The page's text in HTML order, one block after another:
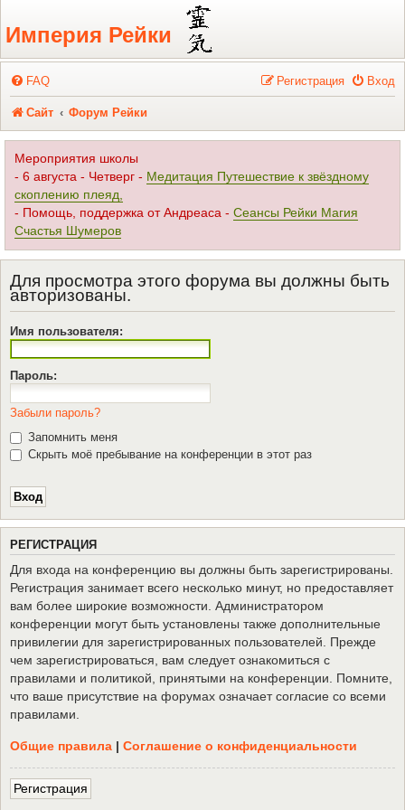
Регистрация
Империя Рейки
FAQ Вход
Регистрация
Сайт Форум Рейки
Мероприятия школы
- 6 августа - Четверг - Медитация Путешествие к звёздному
скоплению плеяд,
- Помощь, поддержка от Андреаса - Сеансы Рейки Магия
Счастья Шумеров
Для просмотра этого форума вы должны быть
авторизованы.
Имя пользователя:
Пароль:
Забыли пароль?
Запомнить меня
Скрыть моё пребывание на конференции в этот раз
РЕГИСТРАЦИЯ
Для входа на конференцию вы должны быть зарегистрированы.
Регистрация занимает всего несколько минут, но предоставляет
вам более широкие возможности. Администратором
конференции могут быть установлены также дополнительные
привилегии для зарегистрированных пользователей. Прежде
чем зарегистрироваться, вам следует ознакомиться с
правилами и политикой, принятыми на конференции. Помните,
что ваше присутствие на форумах означает согласие со всеми
правилами.
Общие правила | Соглашение о конфиденциальности
Регистрация